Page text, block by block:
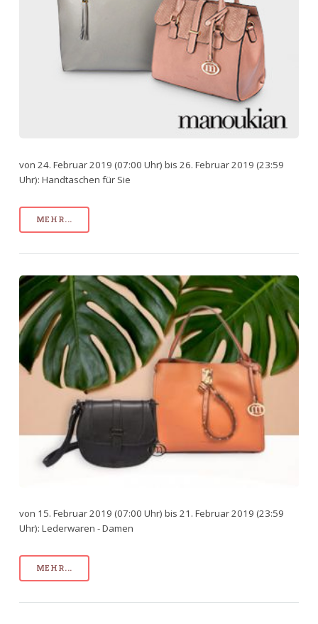
von 24. Februar 2019 (07:00 Uhr) bis 26. Februar 2019 (23:59
Uhr): Handtaschen für Sie
MEHR...
von 15. Februar 2019 (07:00 Uhr) bis 21. Februar 2019 (23:59
Uhr): Lederwaren - Damen
MEHR...